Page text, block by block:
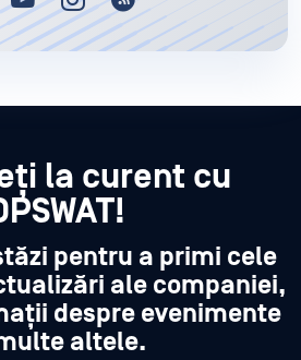
la curent cu
pentru a primi cele
ale companiei,
despre evenimente
altele.